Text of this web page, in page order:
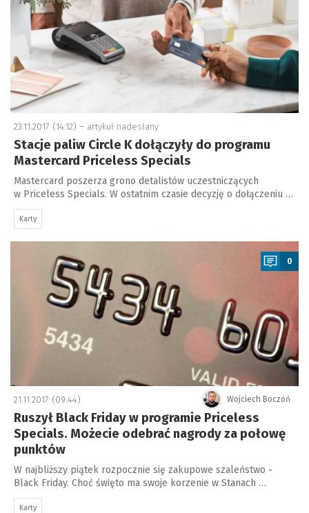
23.11.2017 (14:12) – artykuł nadesłany
Stacje paliw Circle K dołączyły do programu
Mastercard Priceless Specials
Mastercard poszerza grono detalistów uczestniczących
w Priceless Specials. W ostatnim czasie decyzję o dołączeniu …
Karty
a
0
Wojciech Boczoń
21.11.2017 (09:44)
Ruszył Black Friday w programie Priceless
Specials. Możecie odebrać nagrody za połowę
punktów
W najbliższy piątek rozpocznie się zakupowe szaleństwo -
Black Friday. Choć święto ma swoje korzenie w Stanach …
Karty